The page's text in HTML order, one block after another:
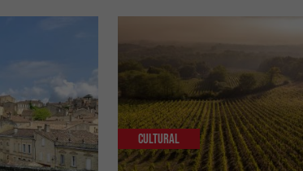
Cultural